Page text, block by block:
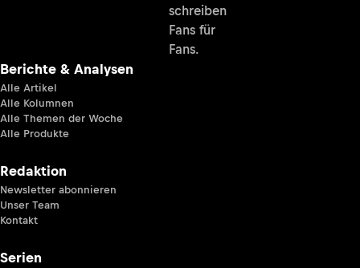
schreiben
Fans für
Fans.
Berichte & Analysen
Alle Artikel
Alle Kolumnen
Alle Themen der Woche
Alle Produkte
Redaktion
Newsletter abonnieren
Unser Team
Kontakt
Serien